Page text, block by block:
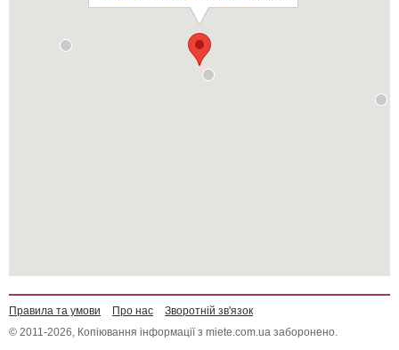
Правила та умови Про нас
Зворотній зв'язок
© 2011-2026, Копіювання інформації з miete.com.ua заборонено.